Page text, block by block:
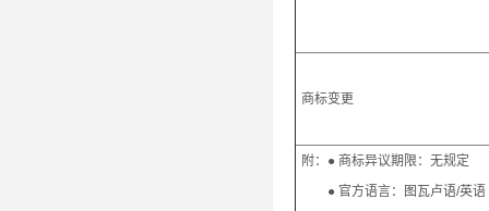
商标变更
附：● 商标异议期限：无
● 官方语言：图瓦卢语/